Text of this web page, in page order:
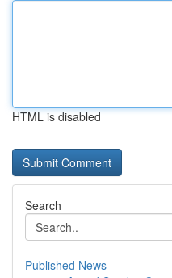
HTML is disabled
Search
Published News